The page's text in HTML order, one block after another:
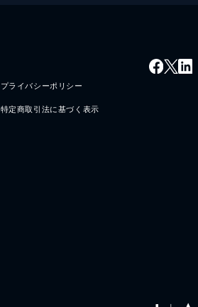
プライバシーポリシー
特定商取引法に基づく表示